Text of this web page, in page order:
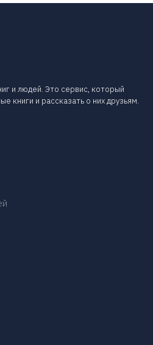
и людей. Это сервис, который
книги и рассказать о них друзьям.